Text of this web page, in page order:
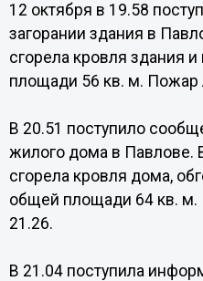
12 октября в 19.58
загорании здания в
сгорела кровля здания
площади 56 кв. м. Пожар
В 20.51 поступило
жилого дома в Павлове.
сгорела кровля дома,
общей площади 64 кв. м.
21.26.
В 21.04 поступила